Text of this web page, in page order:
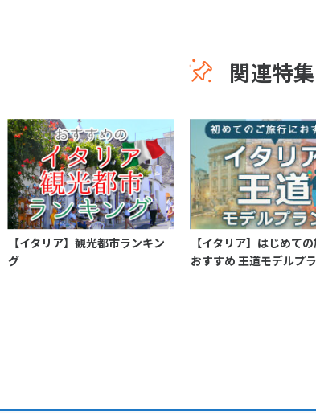
関連特集
【イタリア】観光都市ランキン
グ
【イタリア】はじめて
おすすめ 王道モデルプ